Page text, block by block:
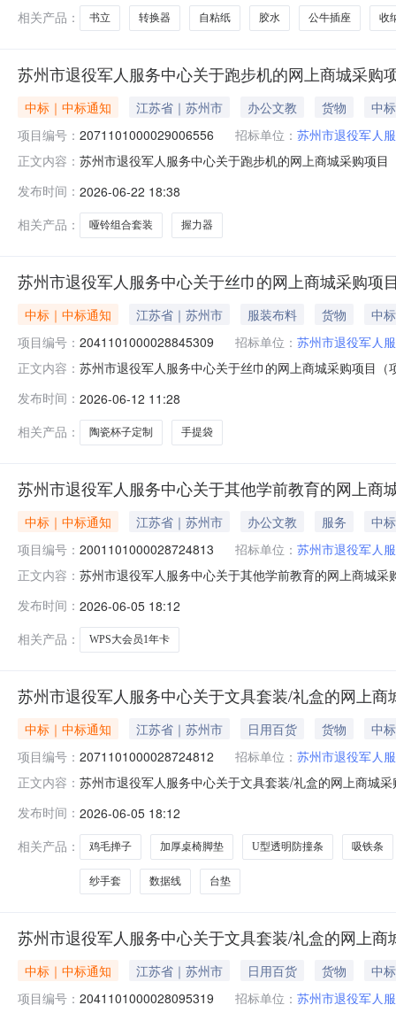
相关产品：
书立 转换器 自粘纸 胶水 公牛插座 收
苏州市退役军人服务中心关于跑步机的网上商城采购
中标｜中标通知 江苏省｜苏州市 办公文教 货物
中
项目编号： 2071101000029006556 招标单位： 苏州市退役军人
正文内容： 苏州市退役军人服务中心关于跑步机的网上商城采购项
在行政区划名称:苏州市本级报价起止时间:-二、采购单
发布时间： 2026-06-22 18:38
相关产品：
哑铃组合套装 握力器
苏州市退役军人服务中心关于丝巾的网上商城采购项
中标｜中标通知 江苏省｜苏州市 服装布料 货物
中
项目编号： 2041101000028845309 招标单位： 苏州市退役军人
正文内容： 苏州市退役军人服务中心关于丝巾的网上商城采购项目
政区划名称:苏州市本级报价起止时间:-二、采购单位信
发布时间： 2026-06-12 11:28
相关产品：
陶瓷杯子定制 手提袋
苏州市退役军人服务中心关于其他学前教育的网上商
中标｜中标通知 江苏省｜苏州市 办公文教 服务
中
项目编号： 2001101000028724813 招标单位： 苏州市退役军人
正文内容： 苏州市退役军人服务中心关于其他学前教育的网上商城
码:320599项目所在行政区划名称:苏州市本级报价起止
发布时间： 2026-06-05 18:12
相关产品：
WPS大会员1年卡
苏州市退役军人服务中心关于文具套装/礼盒的网上商
中标｜中标通知 江苏省｜苏州市 日用百货 货物
中
项目编号： 2071101000028724812 招标单位： 苏州市退役军人
正文内容： 苏州市退役军人服务中心关于文具套装/礼盒的网上商城
码:320599项目所在行政区划名称:苏州市本级报价起止
发布时间： 2026-06-05 18:12
相关产品：
鸡毛掸子 加厚桌椅脚垫 U型透明防撞条 吸铁条
纱手套 数据线 台垫
苏州市退役军人服务中心关于文具套装/礼盒的网上商
中标｜中标通知 江苏省｜苏州市 日用百货 货物
中
项目编号： 2041101000028095319 招标单位： 苏州市退役军人